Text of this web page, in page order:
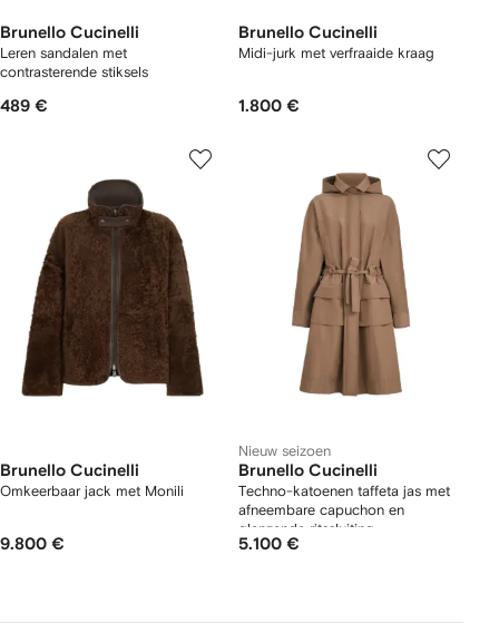
Brunello Cucinelli
Leren sandalen met
contrasterende stiksels
489 €
Brunello Cucinelli
Midi-jurk met verfraaide kraag
1.800 €
Brunello Cucinelli
Omkeerbaar jack met Monili
9.800 €
Nieuw seizoen
Brunello Cucinelli
Techno-katoenen taffeta jas met
afneembare capuchon en
glanzende ritssluiting
5.100 €